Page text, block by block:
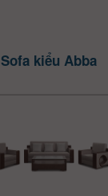
Sofa kiểu Abba